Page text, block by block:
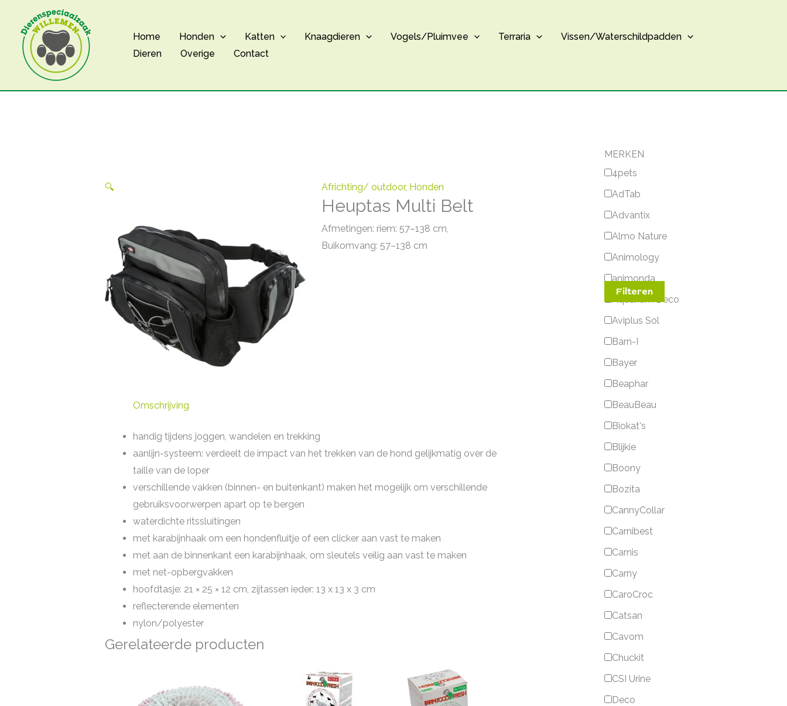
inhoud
Home Honden Katten Knaagdieren Vogels/Pluimvee Terraria
Vissen/Waterschildpadden
Dieren
Overige Contact
🔍 Africhting/ outdoor, Honden
Heuptas Multi Belt
Afmetingen: riem: 57–138 cm,
Buikomvang: 57–138 cm
Omschrijving
handig tijdens joggen, wandelen en trekking
aanlijn-systeem: verdeelt de impact van het trekken van de hond gelijkmatig over de
taille van de loper
verschillende vakken (binnen- en buitenkant) maken het mogelijk om verschillende
gebruiksvoorwerpen apart op te bergen
waterdichte ritssluitingen
met karabijnhaak om een hondenfluitje of een clicker aan vast te maken
met aan de binnenkant een karabijnhaak, om sleutels veilig aan vast te maken
met net-opbergvakken
hoofdtasje: 21 × 25 × 12 cm, zijtassen ieder: 13 x 13 x 3 cm
reflecterende elementen
nylon/polyester
Gerelateerde producten
MERKEN
4pets
AdTab
Advantix
Almo Nature
Animology
animonda
Aquarium Deco
Aviplus Sol
Barn-I
Bayer
Beaphar
BeauBeau
Biokat's
Blijkie
Boony
Bozita
CannyCollar
Carnibest
Carnis
Carny
CaroCroc
Catsan
Cavom
Chuckit
CSI Urine
Deco
Filteren